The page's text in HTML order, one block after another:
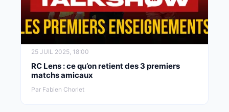
25 JUIL 2025, 18:00
RC Lens : ce qu’on retient des 3 premiers
matchs amicaux
Par Fabien Chorlet